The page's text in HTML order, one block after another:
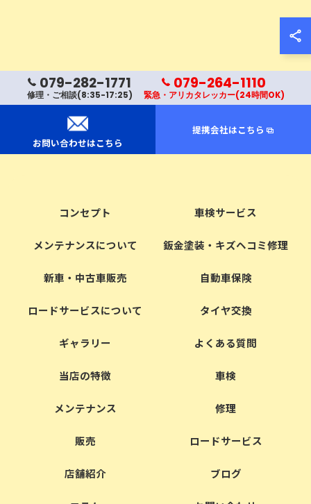
079-282-1771
修理・ご相談(8:35-17:25)
079-264-1110
緊急・アリカタレッカー(24時間OK)
お問い合わせはこちら
提携会社はこちら
コンセプト 車検サービス
メンテナンスについて 鈑金塗装・キズヘコミ修理
新車・中古車販売 自動車保険
ロードサービスについて タイヤ交換
ギャラリー よくある質問
当店の特徴 車検
メンテナンス 修理
販売 ロードサービス
店舗紹介 ブログ